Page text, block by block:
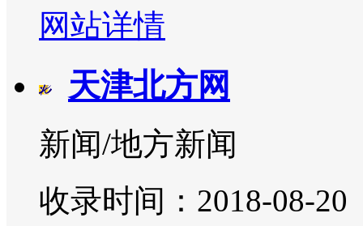
网站详情
天津北方网
新闻/地方新闻
收录时间：2018-08-20